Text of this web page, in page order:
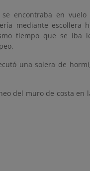
encontraba en
mediante escollera
tiempo que se iba
una solera de
del muro de costa en